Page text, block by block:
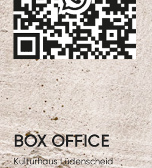
BOX OFFICE
Kulturhaus Lüdenscheid